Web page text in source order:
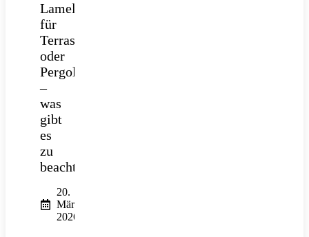
Lamellendach
für
Terrasse
oder
Pergola
–
was
gibt
es
zu
beachten?
20.
März
2026